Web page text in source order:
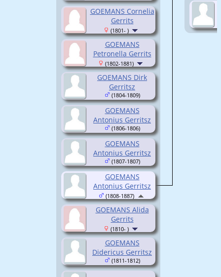
GOEMANS Cornelia
Gerrits
(1801- )
GOEMANS
Petronella Gerrits
(1802-1881)
GOEMANS Dirk
Gerritsz
(1804-1809)
GOEMANS
Antonius Gerritsz
(1806-1806)
GOEMANS
Antonius Gerritsz
(1807-1807)
GOEMANS Alida
Gerrits
(1810- )
GOEMANS
Didericus Gerritsz
(1811-1812)
GOEMANS
Antonius Gerritsz
(1808-1887)